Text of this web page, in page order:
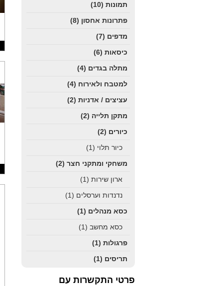
תמונות (10)
פתרונות אחסון (8)
מדפים (7)
כיסאות (6)
מתלה בגדים (4)
למטבח ולאירוח (4)
עציצים / אדניות (2)
מתקן תלייה (2)
כיורים (2)
כיור תלוי (1)
משחקי ומתקני חצר (2)
ארון שירות (1)
נדנדות וערסלים (1)
כסא מנהלים (1)
כסא מחשב (1)
פרגולות (1)
תריסים (1)
פרטי התקשרות עם